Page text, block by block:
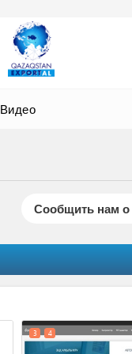
Видео
Сообщить нам о
3 4